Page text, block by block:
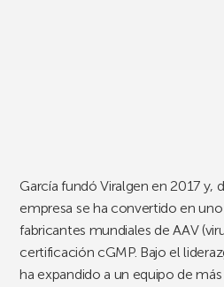
García fundó Viralgen en 2017 y,
empresa se ha convertido en
fabricantes mundiales de AAV
certificación cGMP. Bajo el
ha expandido a un equipo de